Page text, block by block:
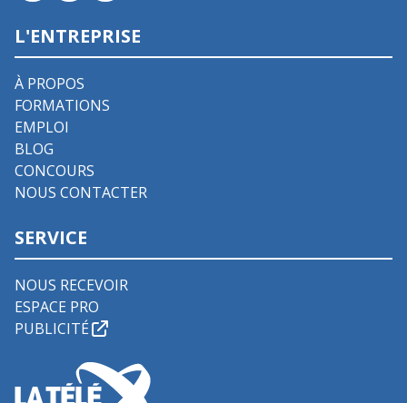
L'ENTREPRISE
À PROPOS
FORMATIONS
EMPLOI
BLOG
CONCOURS
NOUS CONTACTER
SERVICE
NOUS RECEVOIR
ESPACE PRO
PUBLICITÉ